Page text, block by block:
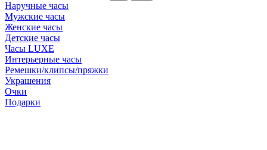
Наручные часы
Мужские часы
Женские часы
Детские часы
Часы LUXE
Интерьерные часы
Ремешки/клипсы/пряжки
Украшения
Очки
Подарки